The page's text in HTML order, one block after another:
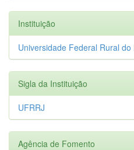
Instituição
Universidade Federal Rural do
Sigla da Instituição
UFRRJ
Agência de Fomento